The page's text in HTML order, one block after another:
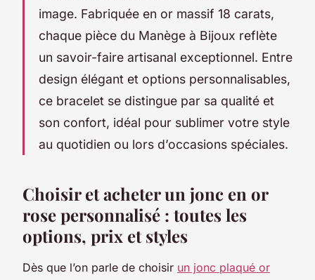
image. Fabriquée en or massif 18 carats,
chaque pièce du Manège à Bijoux reflète
un savoir-faire artisanal exceptionnel. Entre
design élégant et options personnalisables,
ce bracelet se distingue par sa qualité et
son confort, idéal pour sublimer votre style
au quotidien ou lors d’occasions spéciales.
Choisir et acheter un jonc en or
rose personnalisé : toutes les
options, prix et styles
Dès que l’on parle de choisir un jonc plaqué or